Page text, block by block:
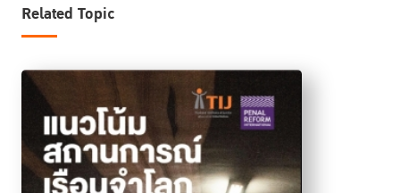
Related Topic